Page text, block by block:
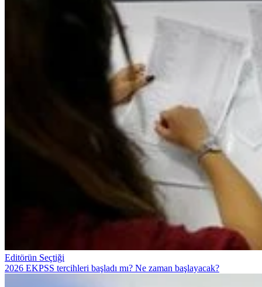
Editörün Seçtiği
2026 EKPSS tercihleri başladı mı? Ne zaman başlayacak?